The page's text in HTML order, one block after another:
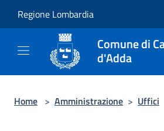
Regione Lombardia
Comune di
d'Adda
Home > Amministrazione > Uffici